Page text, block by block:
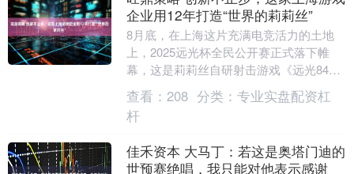
企业用12年打造“世界的莉莉丝”
8月底，在上海这片充满电竞活力的土地
上，2025远光杯全民公开赛正式落下帷
幕，这是莉莉丝自研射击游戏《远光84》
今年公测后的首次线下赛事。同月，莉莉
丝为首款游戏....
查看： 208 分类： 专业实盘配资杠
杆
佳禾资本 大马丁：若这是奥塔门迪的
世预赛绝唱，我只能对他表示感谢